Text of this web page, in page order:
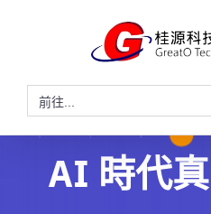
前往...
AI 時代